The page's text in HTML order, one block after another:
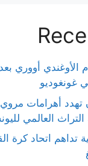
الأوغندي أووري
غونغوديو
أهرامات مروي
العالمي
تداهم اتحاد كرة